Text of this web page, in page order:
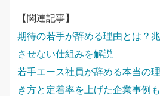
【関連記事】
期待の若手が辞める理由とは？
させない仕組みを解説
若手エース社員が辞める本当の
き方と定着率を上げた企業事例